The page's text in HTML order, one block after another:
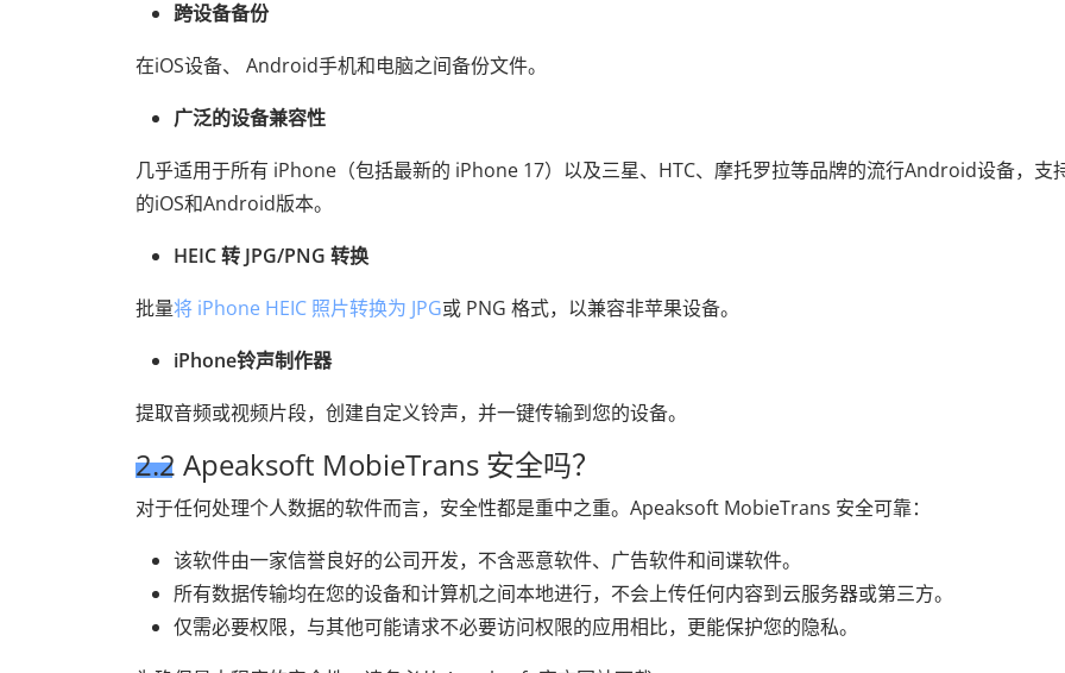
跨设备备份
在iOS设备、 Android手机和电脑之间备份文件。
广泛的设备兼容性
几乎适用于所有 iPhone（包括最新的 iPhone 17）以及三星、HTC、摩托罗拉等品牌的流行Android设备，支
的iOS和Android版本。
HEIC 转 JPG/PNG 转换
批量将 iPhone HEIC 照片转换为 JPG或 PNG 格式，以兼容非苹果设备。
iPhone铃声制作器
提取音频或视频片段，创建自定义铃声，并一键传输到您的设备。
2.2 Apeaksoft MobieTrans 安全吗？
对于任何处理个人数据的软件而言，安全性都是重中之重。Apeaksoft MobieTrans 安全可靠：
该软件由一家信誉良好的公司开发，不含恶意软件、广告软件和间谍软件。
所有数据传输均在您的设备和计算机之间本地进行，不会上传任何内容到云服务器或第三方。
仅需必要权限，与其他可能请求不必要访问权限的应用相比，更能保护您的隐私。